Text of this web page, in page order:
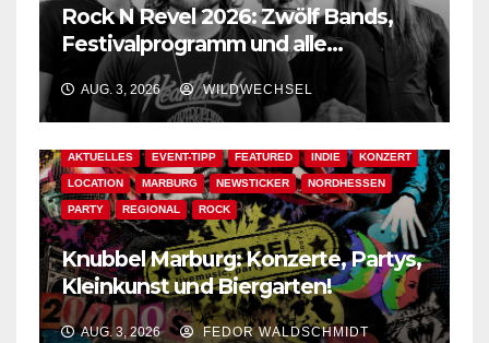
Rock N Revel 2026: Zwölf Bands,
Festivalprogramm und alle
wichtigen Informationen!
AUG. 3, 2026 WILDWECHSEL
AKTUELLES EVENT-TIPP FEATURED INDIE KONZERT
LOCATION MARBURG NEWSTICKER NORDHESSEN
PARTY REGIONAL ROCK
Knubbel Marburg: Konzerte, Partys,
Kleinkunst und Biergarten!
AUG. 3, 2026 FEDOR WALDSCHMIDT